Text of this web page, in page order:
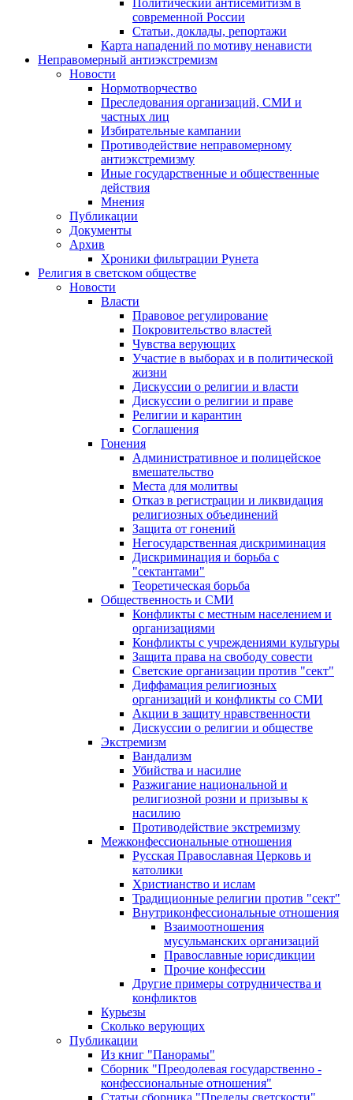
Политический антисемитизм в
современной России
Статьи, доклады, репортажи
Карта нападений по мотиву ненависти
Неправомерный антиэкстремизм
Новости
Нормотворчество
Преследования организаций, СМИ и
частных лиц
Избирательные кампании
Противодействие неправомерному
антиэкстремизму
Иные государственные и общественные
действия
Мнения
Публикации
Документы
Архив
Хроники фильтрации Рунета
Религия в светском обществе
Новости
Власти
Правовое регулирование
Покровительство властей
Чувства верующих
Участие в выборах и в политической
жизни
Дискуссии о религии и власти
Дискуссии о религии и праве
Религии и карантин
Соглашения
Гонения
Административное и полицейское
вмешательство
Места для молитвы
Отказ в регистрации и ликвидация
религиозных объединений
Защита от гонений
Негосударственная дискриминация
Дискриминация и борьба с
"сектантами"
Теоретическая борьба
Общественность и СМИ
Конфликты с местным населением и
организациями
Конфликты с учреждениями культуры
Защита права на свободу совести
Светские организации против "сект"
Диффамация религиозных
организаций и конфликты со СМИ
Акции в защиту нравственности
Дискуссии о религии и обществе
Экстремизм
Вандализм
Убийства и насилие
Разжигание национальной и
религиозной розни и призывы к
насилию
Противодействие экстремизму
Межконфессиональные отношения
Русская Православная Церковь и
католики
Христианство и ислам
Традиционные религии против "сект"
Внутриконфессиональные отношения
Взаимоотношения
мусульманских организаций
Православные юрисдикции
Прочие конфессии
Другие примеры сотрудничества и
конфликтов
Курьезы
Сколько верующих
Публикации
Из книг "Панорамы"
Сборник "Преодолевая государственно -
конфессиональные отношения"